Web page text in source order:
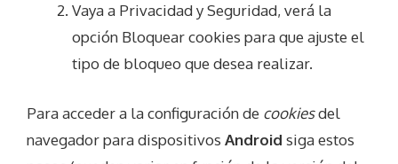
Vaya a Privacidad y Seguridad, verá la
opción Bloquear cookies para que ajuste el
tipo de bloqueo que desea realizar.
Para acceder a la configuración de cookiesdel
navegador para dispositivos Android siga estos